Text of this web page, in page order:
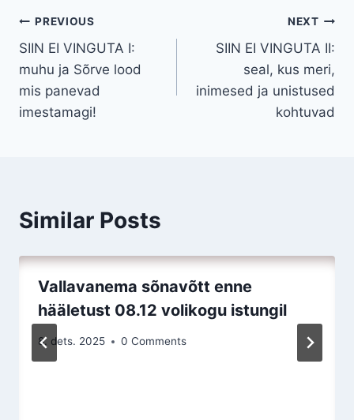
Navigeerimine
PREVIOUS
SIIN EI VINGUTA I:
muhu ja Sõrve lood
mis panevad
imestamagi!
NEXT
SIIN EI VINGUTA II:
seal, kus meri,
inimesed ja unistused
kohtuvad
Similar Posts
Vallavanema sõnavõtt enne
hääletust 08.12 volikogu istungil
8. dets. 2025 0 Comments